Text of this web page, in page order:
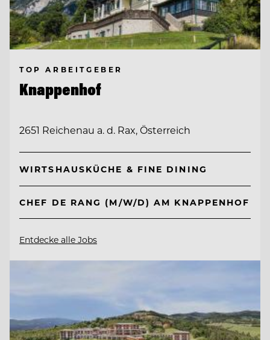
TOP ARBEITGEBER
Knappenhof
2651 Reichenau a. d. Rax, Österreich
WIRTSHAUSKÜCHE & FINE DINING
CHEF DE RANG (M/W/D) AM KNAPPENHOF
Entdecke alle Jobs